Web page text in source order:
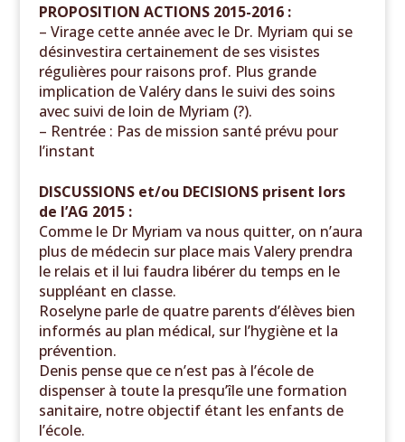
PROPOSITION ACTIONS 2015-2016 :
– Virage cette année avec le Dr. Myriam qui se
désinvestira certainement de ses visistes
régulières pour raisons prof. Plus grande
implication de Valéry dans le suivi des soins
avec suivi de loin de Myriam (?).
– Rentrée : Pas de mission santé prévu pour
l’instant
DISCUSSIONS et/ou DECISIONS prisent lors
de l’AG 2015 :
Comme le Dr Myriam va nous quitter, on n’aura
plus de médecin sur place mais Valery prendra
le relais et il lui faudra libérer du temps en le
suppléant en classe.
Roselyne parle de quatre parents d’élèves bien
informés au plan médical, sur l’hygiène et la
prévention.
Denis pense que ce n’est pas à l’école de
dispenser à toute la presqu’île une formation
sanitaire, notre objectif étant les enfants de
l’école.